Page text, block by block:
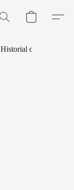
Historial de Pedidos